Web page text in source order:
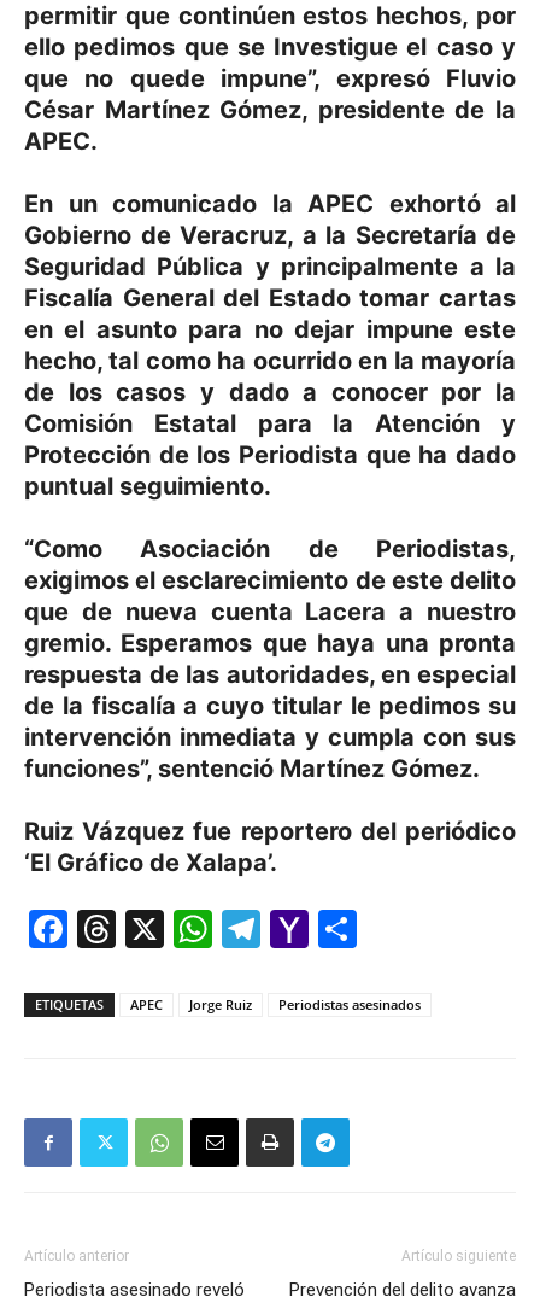
permitir que continúen estos hechos, por
ello pedimos que se Investigue el caso y
que no quede impune”, expresó Fluvio
César Martínez Gómez, presidente de la
APEC.
En un comunicado la APEC exhortó al
Gobierno de Veracruz, a la Secretaría de
Seguridad Pública y principalmente a la
Fiscalía General del Estado tomar cartas
en el asunto para no dejar impune este
hecho, tal como ha ocurrido en la mayoría
de los casos y dado a conocer por la
Comisión Estatal para la Atención y
Protección de los Periodista que ha dado
puntual seguimiento.
“Como Asociación de Periodistas,
exigimos el esclarecimiento de este delito
que de nueva cuenta Lacera a nuestro
gremio. Esperamos que haya una pronta
respuesta de las autoridades, en especial
de la fiscalía a cuyo titular le pedimos su
intervención inmediata y cumpla con sus
funciones”, sentenció Martínez Gómez.
Ruiz Vázquez fue reportero del periódico
‘El Gráfico de Xalapa’.
Facebook
Threads
X WhatsApp
Telegram
Yahoo
ETIQUETAS APEC Jorge Ruiz Periodistas asesinados
Artículo anterior
Periodista asesinado reveló
Artículo siguiente
Prevención del delito avanza